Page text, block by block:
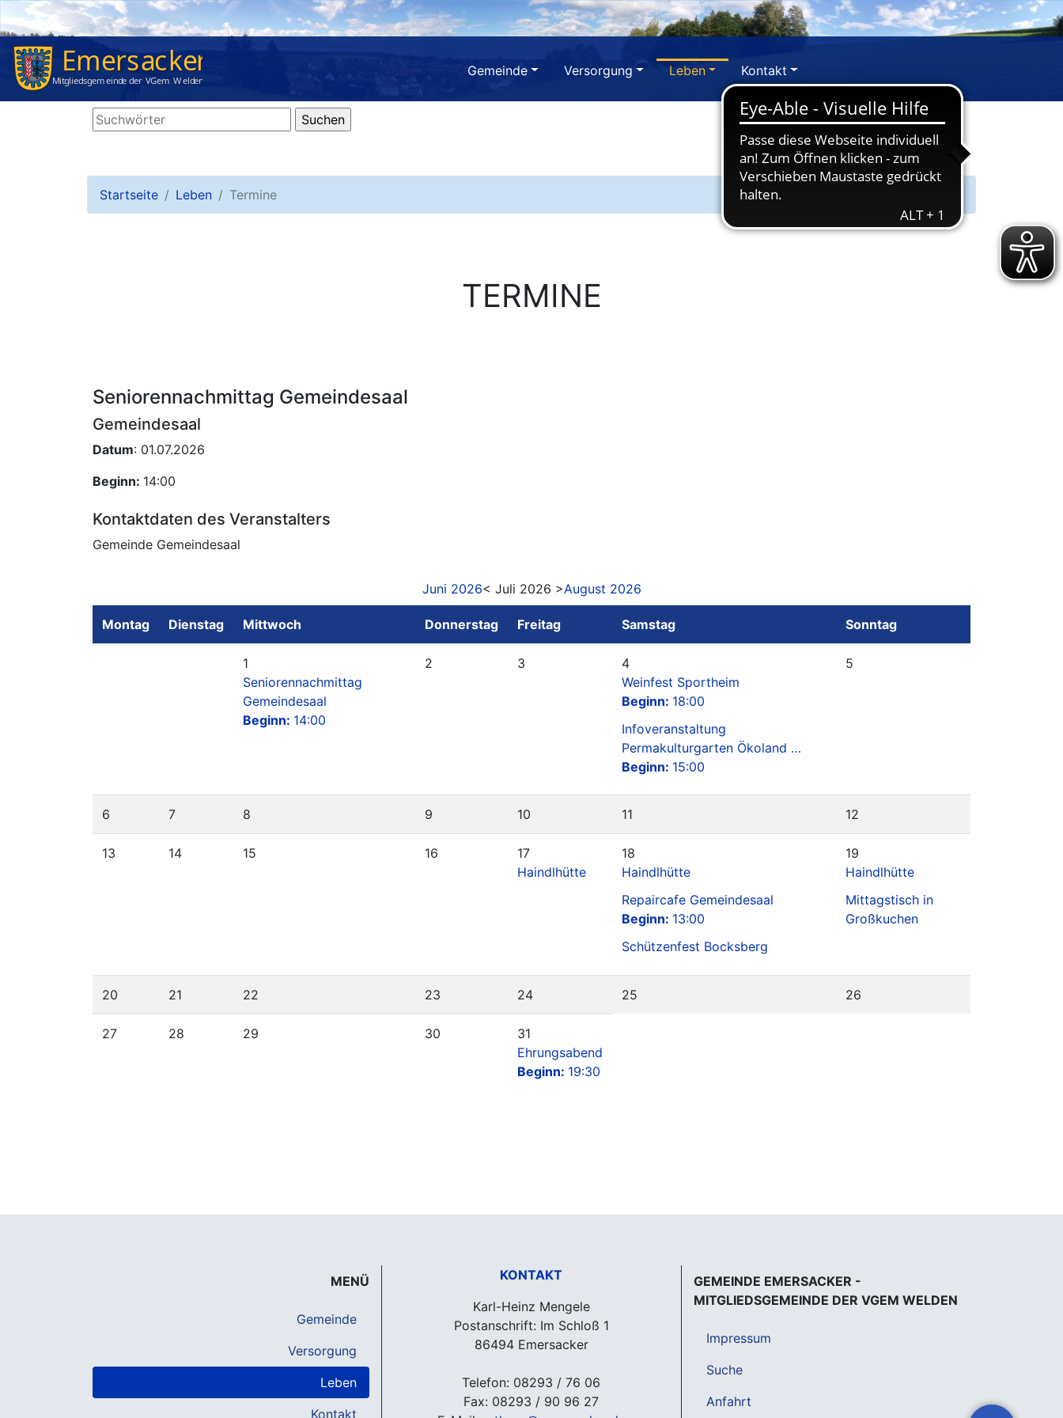
Gemeinde Versorgung Leben Kontakt
Startseite Leben Termine
TERMINE
Seniorennachmittag Gemeindesaal
Gemeindesaal
Datum: 01.07.2026
Beginn: 14:00
Kontaktdaten des Veranstalters
Gemeinde Gemeindesaal
Juni 2026< Juli 2026 >August 2026
Montag Dienstag Mittwoch Donnerstag Freitag Samstag Sonntag
1
Seniorennachmittag
Gemeindesaal
Beginn: 14:00
2 3
4
Weinfest Sportheim
Beginn: 18:00
Infoveranstaltung
Permakulturgarten Ökoland …
Beginn: 15:00
5
6 7 8 9 10 11 12
13 14 15 16
17
Haindlhütte
18
Haindlhütte
Repaircafe Gemeindesaal
Beginn: 13:00
Schützenfest Bocksberg
19
Haindlhütte
Mittagstisch in
Großkuchen
20 21 22 23 24 25 26
27 28 29 30
31
Ehrungsabend
Beginn: 19:30
MENÜ
Gemeinde
Versorgung
Leben
Kontakt
KONTAKT
Karl-Heinz Mengele
Postanschrift: Im Schloß 1
86494 Emersacker
Telefon: 08293 / 76 06
Fax: 08293 / 90 96 27
GEMEINDE EMERSACKER -
MITGLIEDSGEMEINDE DER VGEM WELDEN
Impressum
Suche
Anfahrt